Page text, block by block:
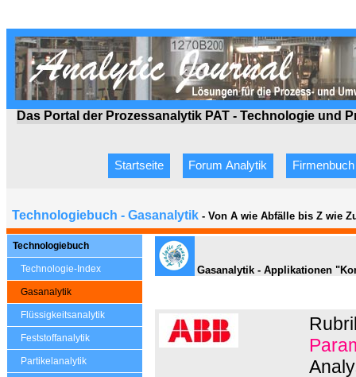
Das Portal der Prozessanalytik PAT - Technologie und
Startseite Forum Analytik Firmenbuch
Technologiebuch - Gasanalytik - Von A wie Abfälle bis Z wie
Technologiebuch
Technologie-Index
Gasanalytik
Flüssigkeitsanalytik
Feststoffanalytik
Partikelanalytik
Gasanalytik - Applikationen